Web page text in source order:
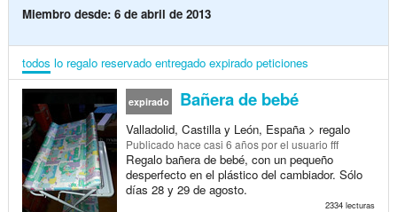
Miembro desde: 6 de abril de 2013
todos lo regalo reservado entregado expirado peticiones
expirado Bañera de bebé
Valladolid, Castilla y León, España > regalo
Publicado hace casi 6 añospor el usuario fff
Regalo bañera de bebé, con un pequeño
desperfecto en el plástico del cambiador. Sólo
días 28 y 29 de agosto.
2334 lecturas